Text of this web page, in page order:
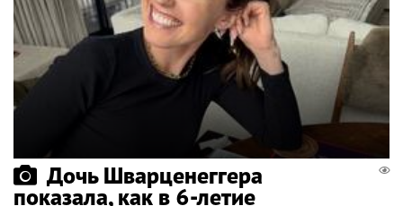
Дочь Шварценеггера
показала, как в 6-летие